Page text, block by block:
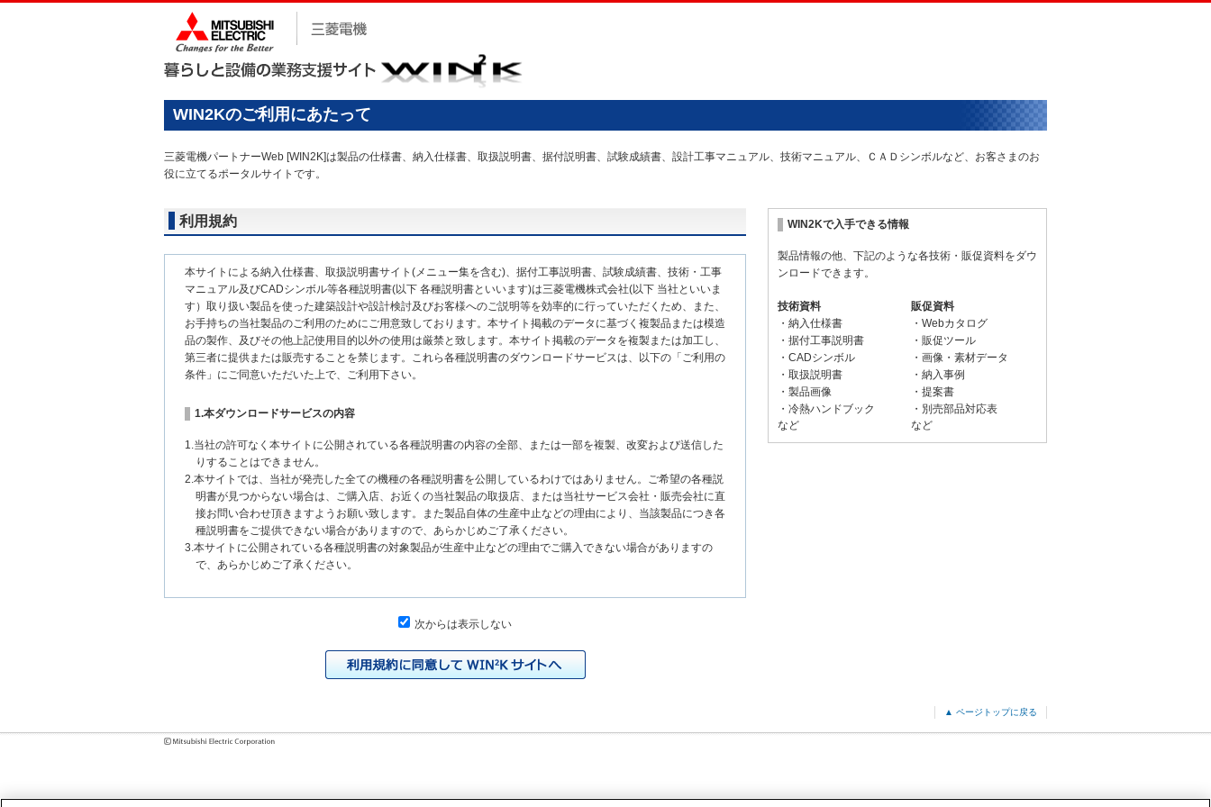
WIN2Kのご利用にあたって
三菱電機パートナーWeb [WIN2K]は製品の仕様書、納入仕様書、取扱説明書、据付説明書、試験成績書、設計工事マニュアル、技術マニュアル、ＣＡＤシンボルなど、お客さまのお
役に立てるポータルサイトです。
利用規約
本サイトによる納入仕様書、取扱説明書サイト(メニュー集を含む)、据付工事説明書、試験成績書、技術・工事
マニュアル及びCADシンボル等各種説明書(以下 各種説明書といいます)は三菱電機株式会社(以下 当社といいま
す）取り扱い製品を使った建築設計や設計検討及びお客様へのご説明等を効率的に行っていただくため、また、
お手持ちの当社製品のご利用のためにご用意致しております。本サイト掲載のデータに基づく複製品または模造
品の製作、及びその他上記使用目的以外の使用は厳禁と致します。本サイト掲載のデータを複製または加工し、
第三者に提供または販売することを禁じます。これら各種説明書のダウンロードサービスは、以下の「ご利用の
条件」にご同意いただいた上で、ご利用下さい。
1.本ダウンロードサービスの内容
1.当社の許可なく本サイトに公開されている各種説明書の内容の全部、または一部を複製、改変および送信した
りすることはできません。
2.本サイトでは、当社が発売した全ての機種の各種説明書を公開しているわけではありません。ご希望の各種説
明書が見つからない場合は、ご購入店、お近くの当社製品の取扱店、または当社サービス会社・販売会社に直
接お問い合わせ頂きますようお願い致します。また製品自体の生産中止などの理由により、当該製品につき各
種説明書をご提供できない場合がありますので、あらかじめご了承ください。
3.本サイトに公開されている各種説明書の対象製品が生産中止などの理由でご購入できない場合がありますの
で、あらかじめご了承ください。
いまして、本サイトに公開されている説明書の記載内容と、お客様がお持ちの製品の仕様がその後のマイナー
チェンジにより、異なる場合があります。本サイトに公開されている各種説明書の内容とお手持ちの製品の仕
各種説明書は、製品本体に同梱する各種説明書の変更の度に修正・更新するものではありません。
次からは表示しない
WIN2Kで入手できる情報
製品情報の他、下記のような各技術・販促資料をダウ
ンロードできます。
技術資料
・納入仕様書
・据付工事説明書
・CADシンボル
・取扱説明書
・製品画像
・冷熱ハンドブック
など
販促資料
・Webカタログ
・販促ツール
・画像・素材データ
・納入事例
・提案書
・別売部品対応表
など
▲ ページトップに戻る